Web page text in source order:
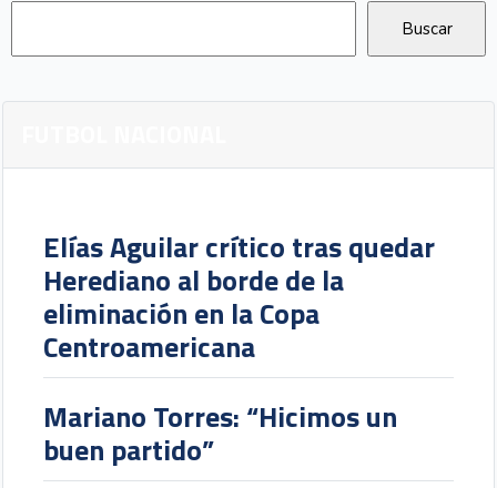
Elías Aguilar crítico tras quedar
Herediano al borde de la
eliminación en la Copa
Centroamericana
Mariano Torres: “Hicimos un
buen partido”